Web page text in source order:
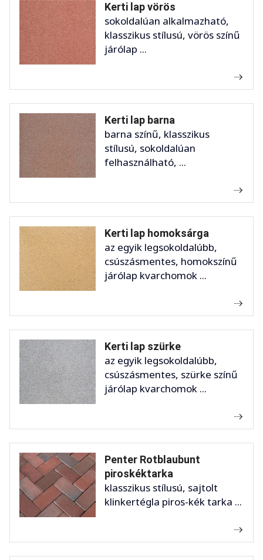
Kerti lap vörös
sokoldalúan alkalmazható,
klasszikus stílusú, vörös színű
járólap ...
Kerti lap barna
barna színű, klasszikus
stílusú, sokoldalúan
felhasználható, ...
Kerti lap homoksárga
az egyik legsokoldalúbb,
csúszásmentes, homokszínű
járólap kvarchomok ...
Kerti lap szürke
az egyik legsokoldalúbb,
csúszásmentes, szürke színű
járólap kvarchomok ...
Penter Rotblaubunt
piroskéktarka
klasszikus stílusú, sajtolt
klinkertégla piros-kék tarka ...